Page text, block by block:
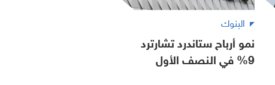
البنوك
نمو أرباح ستاندرد تشارترد
9% في النصف الأول